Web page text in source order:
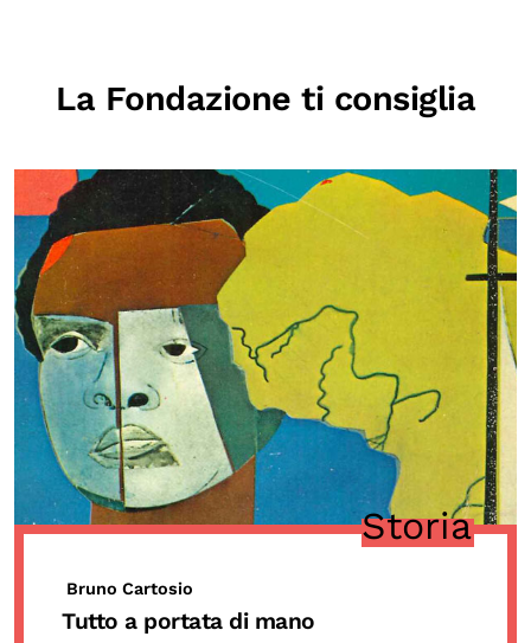
La Fondazione ti consiglia
Storia
Bruno Cartosio
Tutto a portata di mano